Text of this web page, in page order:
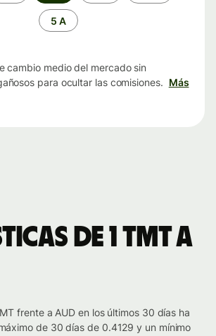
5 A
cambio medio del mercado sin
para ocultar las comisiones. Más
de 1 TMT a
frente a AUD en los últimos 30 días ha
de 30 días de 0.4129 y un mínimo